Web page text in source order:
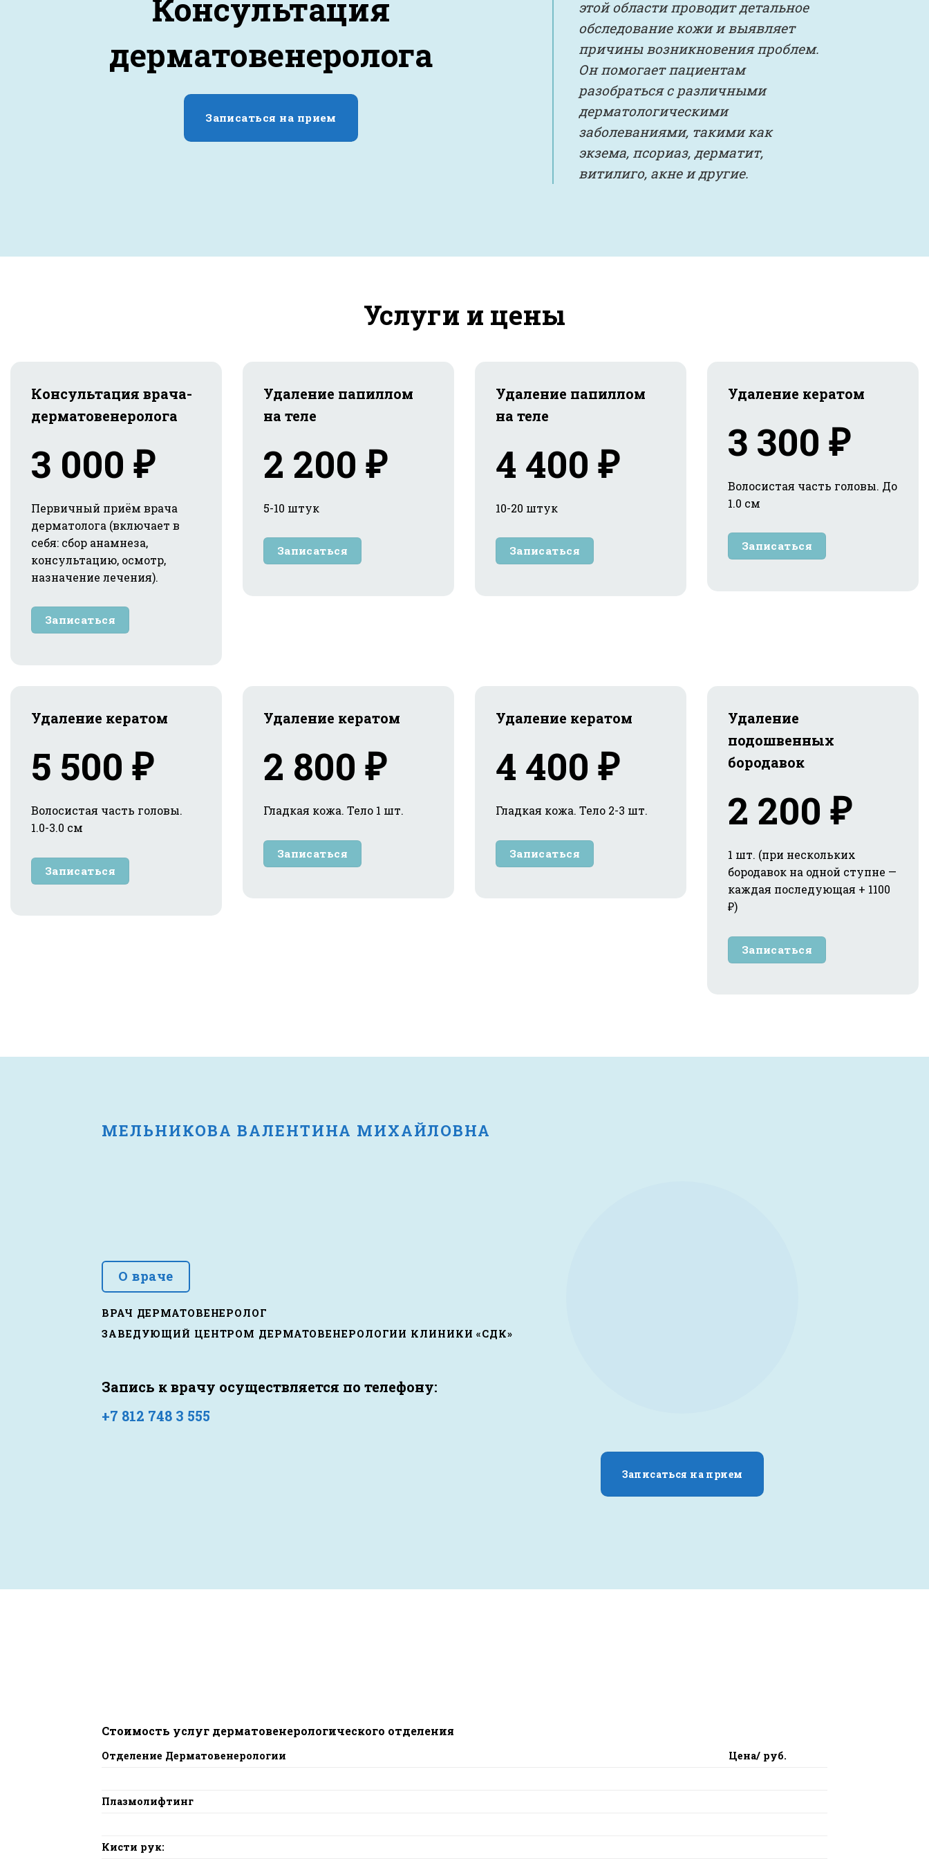
Консультация
дерматовенеролога
Записаться на прием
этой области проводит детальное
обследование кожи и выявляет
причины возникновения проблем.
Он помогает пациентам
разобраться с различными
дерматологическими
заболеваниями, такими как
экзема, псориаз, дерматит,
витилиго, акне и другие.
Услуги и цены
Консультация врача-
дерматовенеролога
3 000 ₽
Первичный приём врача
дерматолога (включает в
себя: сбор анамнеза,
консультацию, осмотр,
назначение лечения).
Записаться
Удаление папиллом
на теле
2 200 ₽
5-10 штук
Записаться
Удаление папиллом
на теле
4 400 ₽
10-20 штук
Записаться
Удаление кератом
3 300 ₽
Волосистая часть головы. До
1.0 см
Записаться
Удаление кератом
5 500 ₽
Волосистая часть головы.
1.0-3.0 см
Записаться
Удаление кератом
2 800 ₽
Гладкая кожа. Тело 1 шт.
Записаться
Удаление кератом
4 400 ₽
Гладкая кожа. Тело 2-3 шт.
Записаться
Удаление
подошвенных
бородавок
2 200 ₽
1 шт. (при нескольких
бородавок на одной ступне —
каждая последующая + 1100
₽)
Записаться
МЕЛЬНИКОВА ВАЛЕНТИНА МИХАЙЛОВНА
О враче
ВРАЧ ДЕРМАТОВЕНЕРОЛОГ
ЗАВЕДУЮЩИЙ ЦЕНТРОМ ДЕРМАТОВЕНЕРОЛОГИИ КЛИНИКИ «СДК»
Запись к врачу осуществляется по телефону:
+7 812 748 3 555
Записаться на прием
Стоимость услуг дерматовенерологического отделения
Отделение Дерматовенерологии Цена/ руб.
Плазмолифтинг
Кисти рук: